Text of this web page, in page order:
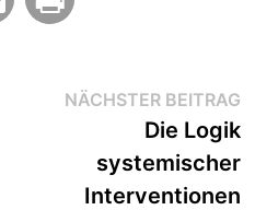
NÄCHSTER BEITRAG
Die Logik
systemischer
Interventionen